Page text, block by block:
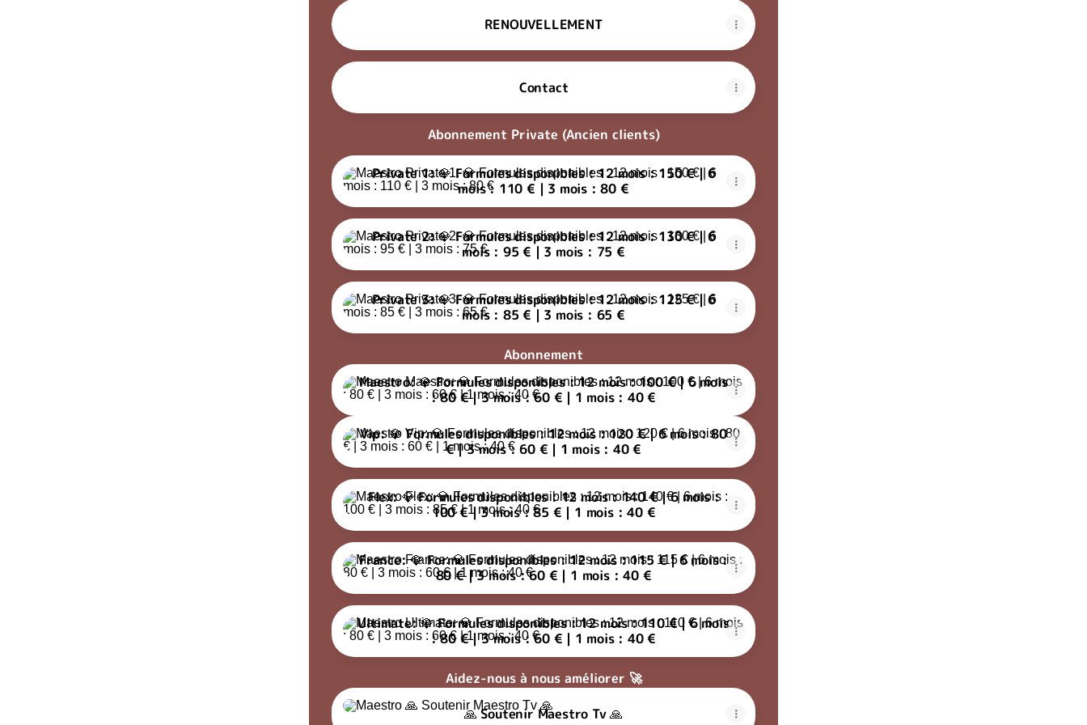
RENOUVELLEMENT
Contact
Abonnement Private (Ancien clients)
Private 1: 💎 Formules disponibles : 12 mois : 150 € | 6 mois : 110 € | 3 mois : 80 €
Private 1: 💎 Formules disponibles : 12 mois : 150 € | 6
mois : 110 € | 3 mois : 80 €
Private 2: 💎 Formules disponibles : 12 mois : 130 € | 6 mois : 95 € | 3 mois : 75 €
Private 2: 💎 Formules disponibles : 12 mois : 130 € | 6
mois : 95 € | 3 mois : 75 €
Private 3: 💎 Formules disponibles : 12 mois : 125 € | 6 mois : 85 € | 3 mois : 65 €
Private 3: 💎 Formules disponibles : 12 mois : 125 € | 6
mois : 85 € | 3 mois : 65 €
Abonnement
Maestro: 💎 Formules disponibles : 12 mois : 100 € | 6 mois : 80 € | 3 mois : 60 € | 1 mois : 40 €
Maestro: 💎 Formules disponibles : 12 mois : 100 € | 6 mois
: 80 € | 3 mois : 60 € | 1 mois : 40 €
Vip: 💎 Formules disponibles : 12 mois : 120 € | 6 mois : 80 € | 3 mois : 60 € | 1 mois : 40 €
Vip: 💎 Formules disponibles : 12 mois : 120 € | 6 mois : 80
€ | 3 mois : 60 € | 1 mois : 40 €
Flex: 💎 Formules disponibles : 12 mois : 140 € | 6 mois : 100 € | 3 mois : 85 € | 1 mois : 40 €
Flex: 💎 Formules disponibles : 12 mois : 140 € | 6 mois :
100 € | 3 mois : 85 € | 1 mois : 40 €
France: 💎 Formules disponibles : 12 mois : 115 € | 6 mois : 80 € | 3 mois : 60 € | 1 mois : 40 €
France: 💎 Formules disponibles : 12 mois : 115 € | 6 mois :
80 € | 3 mois : 60 € | 1 mois : 40 €
Ultimate: 💎 Formules disponibles : 12 mois : 110 € | 6 mois : 80 € | 3 mois : 60 € | 1 mois : 40 €
Ultimate: 💎 Formules disponibles : 12 mois : 110 € | 6 mois
: 80 € | 3 mois : 60 € | 1 mois : 40 €
Aidez-nous à nous améliorer 🚀
🙏 Soutenir Maestro Tv 🙏
🙏 Soutenir Maestro Tv 🙏